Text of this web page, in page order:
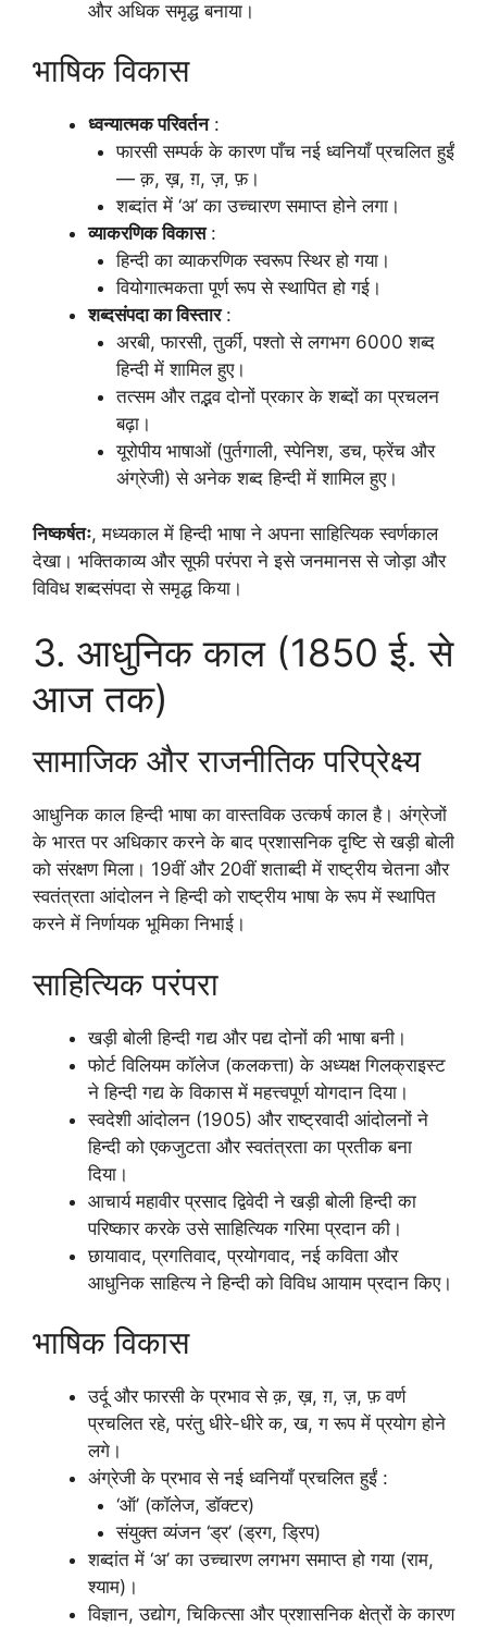
और अधिक समृद्ध बनाया।
भाषिक विकास
ध्वन्यात्मक परिवर्तन:
फारसी सम्पर्क के कारण पाँच नई ध्वनियाँ प्रचलित हुईं
— क़, ख़, ग़, ज़, फ़।
शब्दांत में ‘अ’ का उच्चारण समाप्त होने लगा।
व्याकरणिक विकास:
हिन्दी का व्याकरणिक स्वरूप स्थिर हो गया।
वियोगात्मकता पूर्ण रूप से स्थापित हो गई।
शब्दसंपदा का विस्तार:
अरबी, फारसी, तुर्की, पश्तो से लगभग 6000 शब्द
हिन्दी में शामिल हुए।
तत्सम और तद्भव दोनों प्रकार के शब्दों का प्रचलन
बढ़ा।
यूरोपीय भाषाओं (पुर्तगाली, स्पेनिश, डच, फ्रेंच और
अंग्रेजी) से अनेक शब्द हिन्दी में शामिल हुए।
निष्कर्षतः, मध्यकाल में हिन्दी भाषा ने अपना साहित्यिक स्वर्णकाल
देखा। भक्तिकाव्य और सूफी परंपरा ने इसे जनमानस से जोड़ा और
विविध शब्दसंपदा से समृद्ध किया।
3. आधुनिक काल (1850 ई. से
आज तक)
सामाजिक और राजनीतिक परिप्रेक्ष्य
आधुनिक काल हिन्दी भाषा का वास्तविक उत्कर्ष काल है। अंग्रेजों
के भारत पर अधिकार करने के बाद प्रशासनिक दृष्टि से खड़ी बोली
को संरक्षण मिला। 19वीं और 20वीं शताब्दी में राष्ट्रीय चेतना और
स्वतंत्रता आंदोलन ने हिन्दी को राष्ट्रीय भाषा के रूप में स्थापित
करने में निर्णायक भूमिका निभाई।
साहित्यिक परंपरा
खड़ी बोली हिन्दी गद्य और पद्य दोनों की भाषा बनी।
फोर्ट विलियम कॉलेज (कलकत्ता) के अध्यक्ष गिलक्राइस्ट
ने हिन्दी गद्य के विकास में महत्त्वपूर्ण योगदान दिया।
स्वदेशी आंदोलन (1905) और राष्ट्रवादी आंदोलनों ने
हिन्दी को एकजुटता और स्वतंत्रता का प्रतीक बना
दिया।
आचार्य महावीर प्रसाद द्विवेदी ने खड़ी बोली हिन्दी का
परिष्कार करके उसे साहित्यिक गरिमा प्रदान की।
छायावाद, प्रगतिवाद, प्रयोगवाद, नई कविता और
आधुनिक साहित्य ने हिन्दी को विविध आयाम प्रदान किए।
भाषिक विकास
उर्दू और फारसी के प्रभाव से क़, ख़, ग़, ज़, फ़ वर्ण
प्रचलित रहे, परंतु धीरे-धीरे क, ख, ग रूप में प्रयोग होने
लगे।
अंग्रेजी के प्रभाव से नई ध्वनियाँ प्रचलित हुईं :
‘ऑ’ (कॉलेज, डॉक्टर)
संयुक्त व्यंजन ‘ड्र’ (ड्रग, ड्रिप)
शब्दांत में ‘अ’ का उच्चारण लगभग समाप्त हो गया (राम,
श्याम)।
विज्ञान, उद्योग, चिकित्सा और प्रशासनिक क्षेत्रों के कारण